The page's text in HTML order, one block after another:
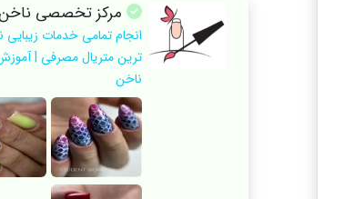
مرکز تخصصی ناخن
انجام تمامی خدمات
ترین متریال مصرفی |
ناخن